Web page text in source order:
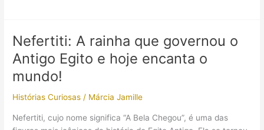
Pirâmides
do
Egito:
história
engenharia
Nefertiti: A rainha que governou o
Antigo Egito e hoje encanta o
mundo!
Histórias Curiosas / Márcia Jamille
Nefertiti, cujo nome significa “A Bela Chegou”, é uma das